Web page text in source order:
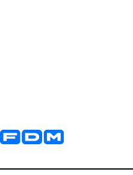
Yderligere information og